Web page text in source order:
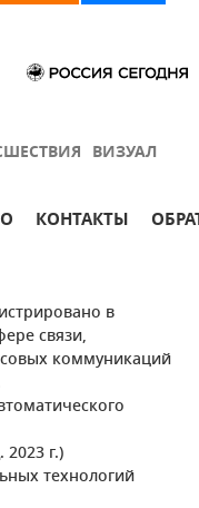
ВИЗУАЛ
КОНТАКТЫ
в
связи,
коммуникаций
г.)
технологий